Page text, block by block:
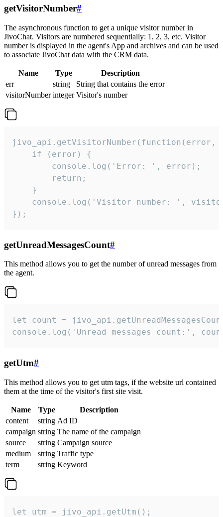
getVisitorNumber#
The asynchronous function to get a unique visitor number in
JivoChat. Visitors are numbered sequentially: 1, 2, 3, etc. Visitor
number is displayed in the agent's App and archives and can be used
to associate JivoChat data with the CRM data.
Name Type
Description
err
string
String that contains the error
visitorNumber integer Visitor's number
jivo_api.getVisitorNumber(function(error,
    if (error) {
        console.log('Error: ', error);
        return;
    }
console.log('Visitor number: ',
});
getUnreadMessagesCount#
This method allows you to get the number of unread messages from
the agent.
let count =
console.log('Unread messages count:',
getUtm#
This method allows you to get utm tags, if the website url contained
them at the time of the visitor's first site visit.
Name Type
Description
content
string Ad ID
campaign string The name of the campaign
source
string Campaign source
medium
string Traffic type
term
string Keyword
let utm = jivo_api.getUtm();